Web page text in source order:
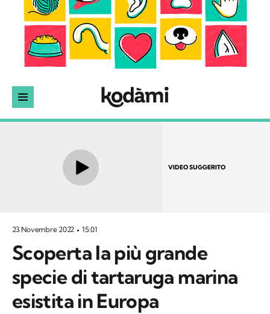
VIDEO SUGGERITO
23 Novembre 2022 15:01
Scoperta la più grande
specie di tartaruga marina
esistita in Europa